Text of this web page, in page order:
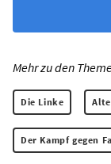
Mehr zu den
Die Linke
Der Kampf gegen